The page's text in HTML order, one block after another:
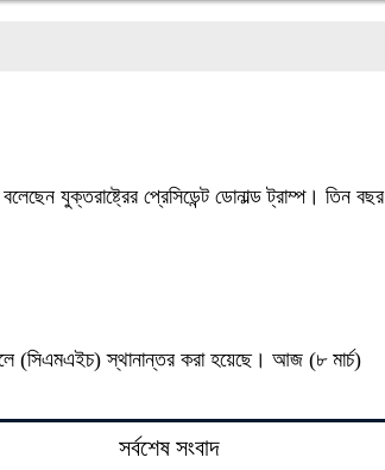
যুক্তরাষ্ট্রের প্রেসিডেন্ট ডোনাল্ড ট্রাম্প। তিন বছর
(সিএমএইচ) স্থানান্তর করা হয়েছে। আজ (৮ মার্চ)
সর্বশেষ সংবাদ